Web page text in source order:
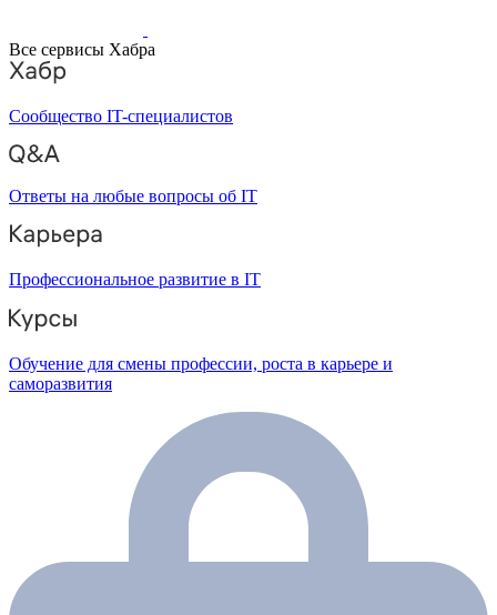
Все сервисы Хабра
Сообщество IT-специалистов
Ответы на любые вопросы об IT
Профессиональное развитие в IT
Обучение для смены профессии, роста в карьере и
саморазвития